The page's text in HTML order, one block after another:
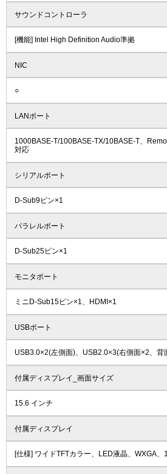
サウンドコントローラ
[機能] Intel High Definition Audio準拠
NIC
○
LANポート
1000BASE-T/100BASE-TX/10BASE-T、
対応
シリアルポート
D-Sub9ピン×1
パラレルポート
D-Sub25ピン×1
モニタポート
ミニD-Sub15ピン×1、HDMI×1
USBポート
USB3.0×2(左側面)、USB2.0×3(右側面×2、背
付属ディスプレイ_画面サイズ
15.6 インチ
付属ディスプレイ
[仕様] ワイドTFTカラー、LED液晶、WXGA